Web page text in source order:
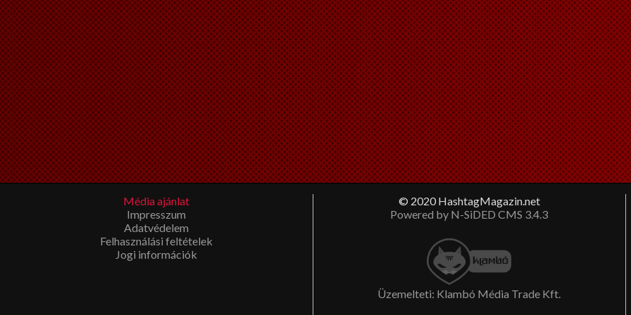
Média ajánlat
Impresszum
Adatvédelem
Felhasználási feltételek
Jogi információk
© 2020 HashtagMagazin.net
Powered by N-SiDED CMS 3.4.3
Üzemelteti: Klambó Média Trade Kft.